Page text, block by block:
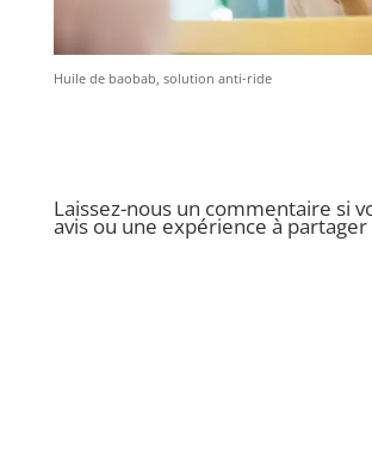
Huile de baobab, solution anti-ride
Laissez-nous un commentaire si
avis ou une expérience à partager